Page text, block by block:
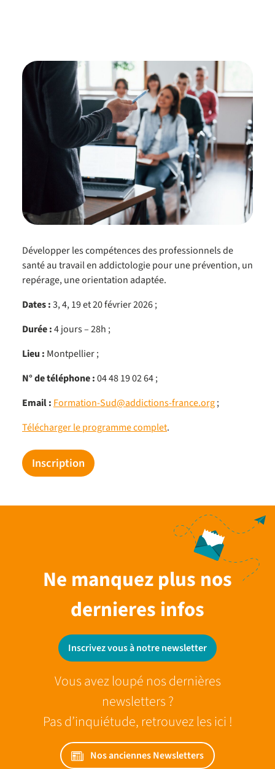
Développer les compétences des professionnels de
santé au travail en addictologie pour une prévention, un
repérage, une orientation adaptée.
Dates :3, 4, 19 et 20 février 2026 ;
Durée :4 jours – 28h ;
Lieu : Montpellier ;
N° de téléphone :04 48 19 02 64 ;
Email : Formation-Sud@addictions-france.org;
Télécharger le programme complet.
Inscription
Ne manquez plus nos
dernieres infos
Inscrivez vous à notre newsletter
Vous avez loupé nos dernières
newsletters ?
Pas d’inquiétude, retrouvez les ici !
Nos anciennes Newsletters